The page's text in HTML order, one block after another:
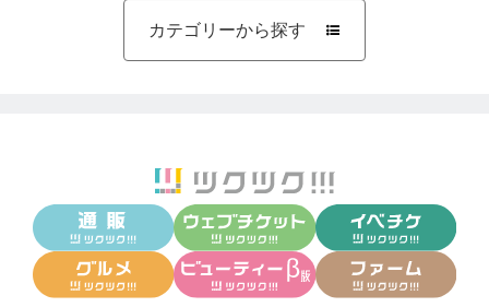
カテゴリーから探す 